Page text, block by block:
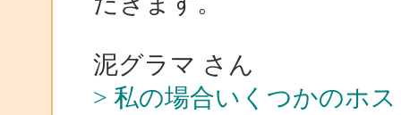
泥グラマ さん
> 私の場合いくつかのホ